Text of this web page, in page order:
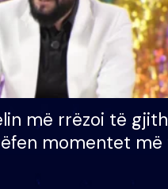
më rrëzoi të
momentet më